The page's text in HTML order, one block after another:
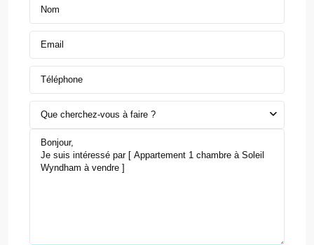
Que cherchez-vous à faire ?